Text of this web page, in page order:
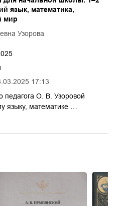
17:13
язык, математика,
мир
Узорова
педагога О. В. Узоровой
языку, математике …